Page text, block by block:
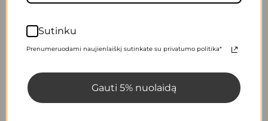
Maistinių skaidulų mišinys Zinzino Zinobiotic+
Sutinku
Prenumeruodami naujienlaiškį sutinkate su privatumo politika*
Gauti 5% nuolaidą